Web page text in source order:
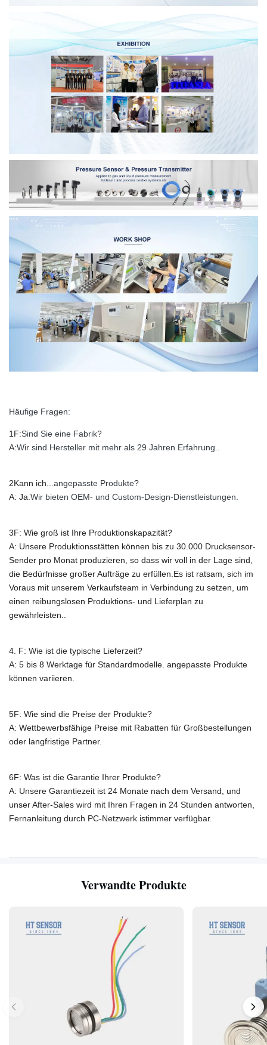
Häufige Fragen:
1F:Sind Sie eine Fabrik?
A:Wir sind Hersteller mit mehr als 29 Jahren Erfahrung..
2Kann ich...angepasste Produkte?
A: Ja.Wir bieten OEM- und Custom-Design-Dienstleistungen.
3F: Wie groß ist Ihre Produktionskapazität?
A: Unsere Produktionsstätten können bis zu 30.000 Drucksensor-
Sender pro Monat produzieren, so dass wir voll in der Lage sind,
die Bedürfnisse großer Aufträge zu erfüllen.Es ist ratsam, sich im
Voraus mit unserem Verkaufsteam in Verbindung zu setzen, um
einen reibungslosen Produktions- und Lieferplan zu
gewährleisten..
4. F: Wie ist die typische Lieferzeit?
A: 5 bis 8 Werktage für Standardmodelle. angepasste Produkte
können variieren.
5F: Wie sind die Preise der Produkte?
A: Wettbewerbsfähige Preise mit Rabatten für Großbestellungen
oder langfristige Partner.
6F: Was ist die Garantie Ihrer Produkte?
A: Unsere Garantiezeit ist 24 Monate nach dem Versand, und
unser After-Sales wird mit Ihren Fragen in 24 Stunden antworten,
Fernanleitung durch PC-Netzwerk istimmer verfügbar.
Verwandte Produkte